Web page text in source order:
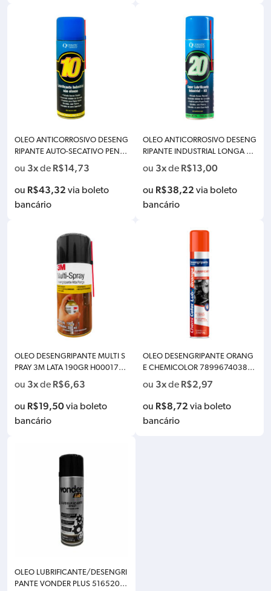
OLEO ANTICORROSIVO DESENG
RIPANTE AUTO-SECATIVO PENET
RANTE QUIMATIC 10 TAPMATIC
SPRAY 300 ML AA1
ou 3xde R$14,73
ou R$43,32 via boleto
bancário
OLEO ANTICORROSIVO DESENG
RIPANTE INDUSTRIAL LONGA D
URACAO PENETRANTE QUIMATI
C 20 TAPMATIC SPRAY 300ML A
ou 3xde R$13,00
ou R$38,22 via boleto
bancário
OLEO DESENGRIPANTE MULTI S
PRAY 3M LATA 190GR H0001795
725
ou 3xde R$6,63
ou R$19,50via boleto
bancário
OLEO DESENGRIPANTE ORANG
E CHEMICOLOR 78996740388
76 250ML
ou 3xde R$2,97
ou R$8,72 via boleto
bancário
OLEO LUBRIFICANTE/DESENGRI
PANTE VONDER PLUS 5165200